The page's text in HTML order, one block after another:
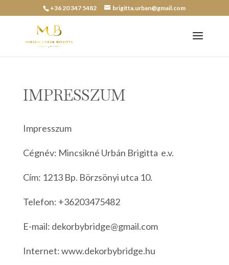
+36 20 347 5482 brigitta.urban@gmail.com
IMPRESSZUM
Impresszum
Cégnév: Mincsikné Urbán Brigitta e.v.
Cím: 1213 Bp. Börzsönyi utca 10.
Telefon: +36203475482
E-mail: dekorbybridge@gmail.com
Internet: www.dekorbybridge.hu